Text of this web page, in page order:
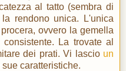
al tatto (sembra di
rendono unica. L'unica
ovvero la gemella
La trovate al
dei prati. Vi lascio un
caratteristiche.